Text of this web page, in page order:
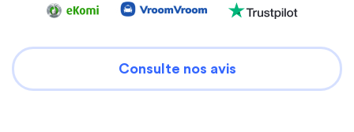
Consulte nos avis